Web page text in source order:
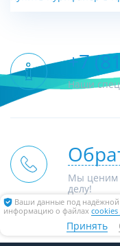
+7
Наши
Мы ценим
делу!
Ваши данные под
информацию о файлах cookies
Принять